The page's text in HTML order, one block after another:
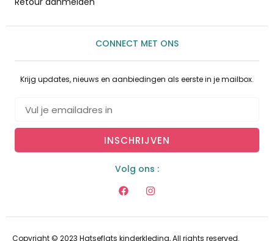
CONNECT MET ONS
Krijg updates, nieuws en aanbiedingen als eerste in je mailbox.
INSCHRIJVEN
Volg ons :
Copyright © 2023 Hatseflats kinderkleding, All rights reserved.